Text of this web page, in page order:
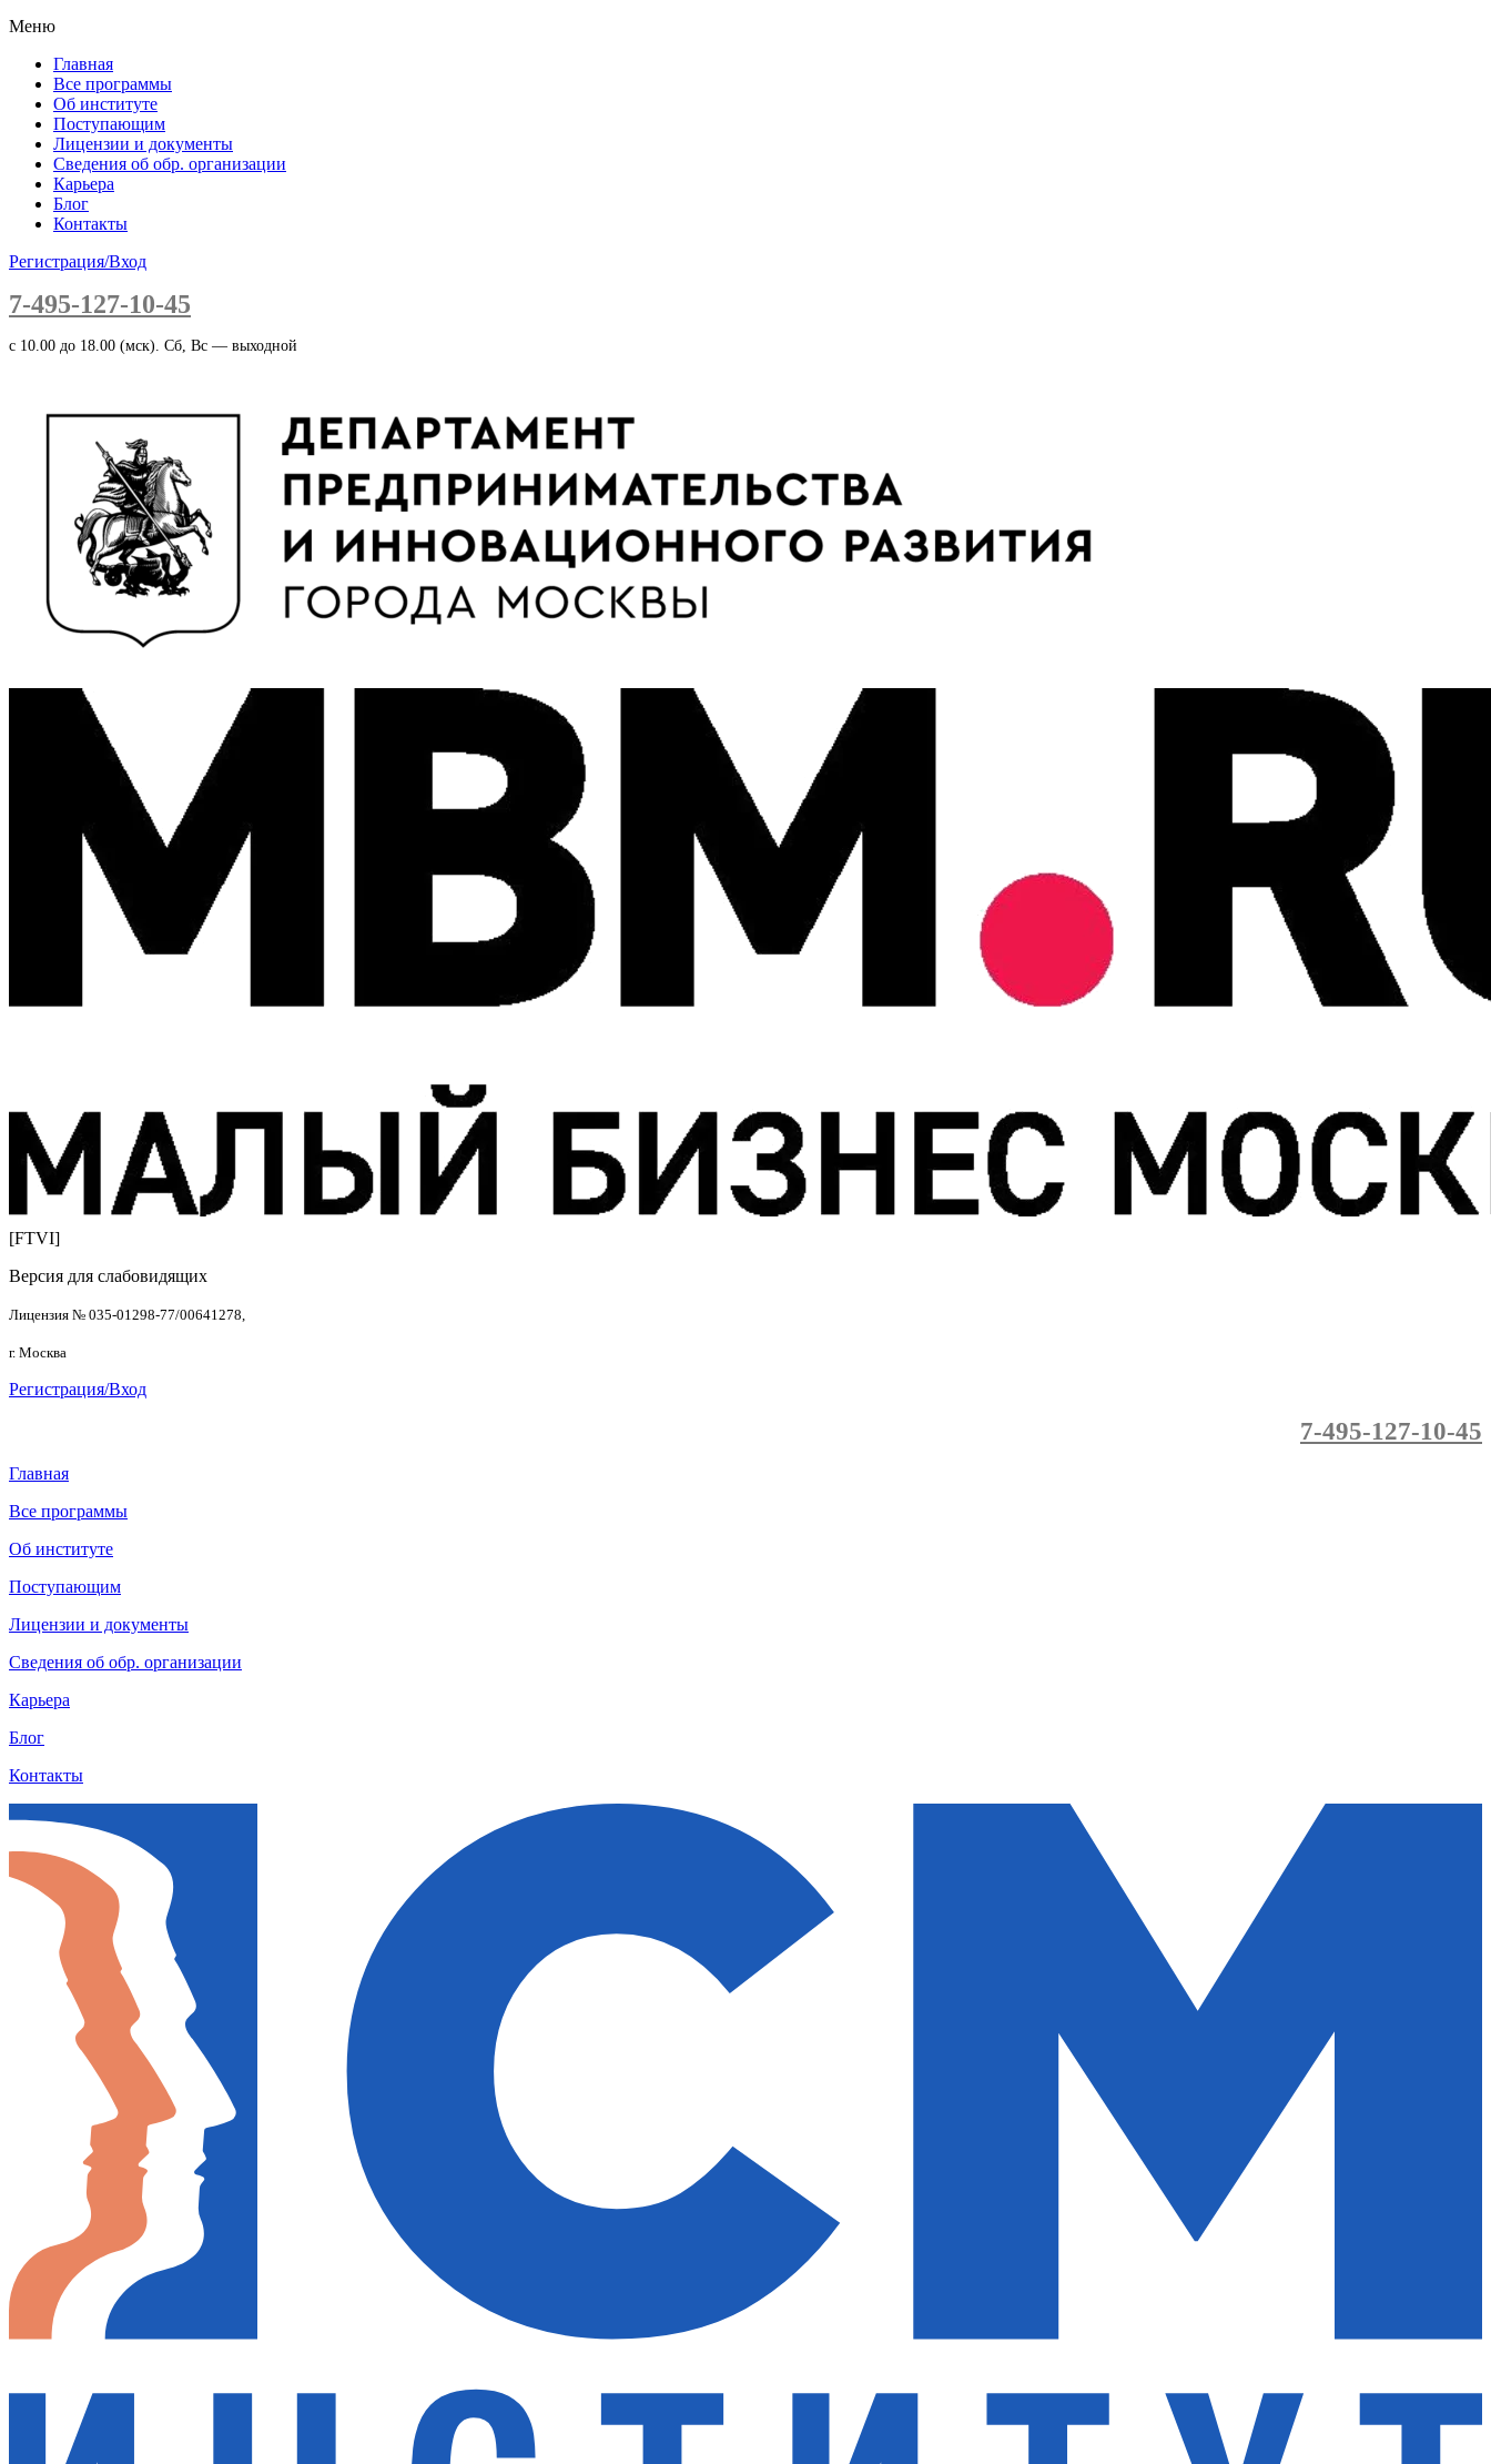
Меню
Главная
Все программы
Об институте
Поступающим
Лицензии и документы
Сведения об обр. организации
Карьера
Блог
Контакты
Регистрация/Вход
7-495-127-10-45
c 10.00 до 18.00 (мск). Сб, Вс — выходной
[FTVI]
Версия для слабовидящих
Лицензия № 035-01298-77/00641278,
г. Москва
Регистрация/Вход
7-495-127-10-45
Главная
Все программы
Об институте
Поступающим
Лицензии и документы
Сведения об обр. организации
Карьера
Блог
Контакты